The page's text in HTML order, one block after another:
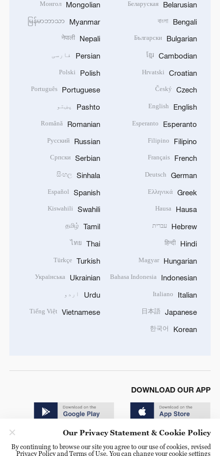
Belarusian
Беларуская
Bengali
বাংলা
Bulgarian
Български
Cambodian
ខ្មែរ
Croatian
Hrvatski
Czech
Český
English
English
Esperanto
Esperanto
Filipino
Filipino
French
Français
German
Deutsch
Greek
Ελληνικά
Hausa
Hausa
Hebrew עברית
Hindi
हिन्दी
Hungarian
Magyar
Indonesian
Bahasa Indonesia
Italian
Italiano
Japanese
日本語
Korean
한국어
Mongolian
Монгол
Myanmar
မြန်မာဘာသာ
Nepali
नेपाली
Persian فارسی
Polish
Polski
Portuguese
Português
Pashto پښتو
Romanian
Română
Russian
Русский
Serbian
Српски
Sinhala
සිංහල
Spanish
Español
Swahili
Kiswahili
Tamil
தமிழ்
Thai
ไทย
Turkish
Türkçe
Ukrainian
Українська
Urdu اردو
Vietnamese
Tiếng Việt
DOWNLOAD OUR APP
Our Privacy Statement & Cookie Policy
By continuing to browse our site you agree to our use of cookies, revised
Privacy Policy and Terms of Use. You can change your cookie settings